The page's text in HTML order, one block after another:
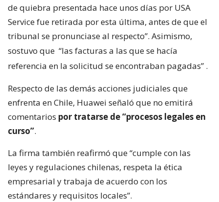
de quiebra presentada hace unos días por USA
Service fue retirada por esta última, antes de que el
tribunal se pronunciase al respecto”. Asimismo,
sostuvo que “las facturas a las que se hacía
referencia en la solicitud se encontraban pagadas” .
Respecto de las demás acciones judiciales que
enfrenta en Chile, Huawei señaló que no emitirá
comentarios por tratarse de “procesos legales en
curso”.
La firma también reafirmó que “cumple con las
leyes y regulaciones chilenas, respeta la ética
empresarial y trabaja de acuerdo con los
estándares y requisitos locales”.